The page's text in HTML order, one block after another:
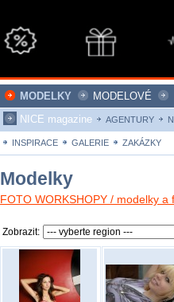
MODELKY MODELOVÉ
NICE magazine
AGENTURY
INSPIRACE GALERIE ZAKÁZKY
Modelky
FOTO WORKSHOPY / modelky
Zobrazit: